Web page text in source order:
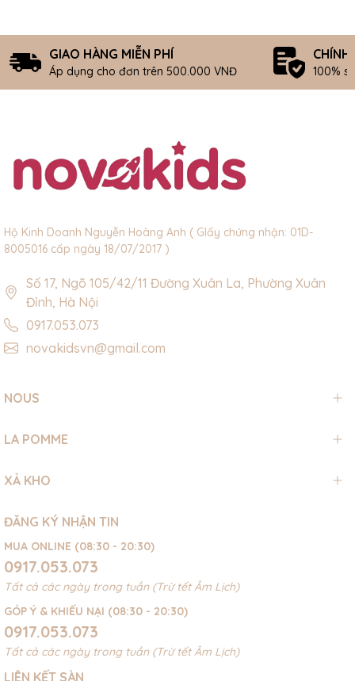
GIAO HÀNG MIỄN PHÍ
Áp dụng cho đơn trên 500.000 VNĐ
CHÍNH
100%
Hộ Kinh Doanh Nguyễn Hoàng Anh ( GIấy chứng nhận: 01D-
8005016 cấp ngày 18/07/2017 )
Số 17, Ngõ 105/42/11 Đường Xuân La, Phường Xuân
Đỉnh, Hà Nội
0917.053.073
novakidsvn@gmail.com
NOUS
LA POMME
XẢ KHO
ĐĂNG KÝ NHẬN TIN
MUA ONLINE (08:30 - 20:30)
0917.053.073
Tất cả các ngày trong tuần (Trừ tết Âm Lịch)
GÓP Ý & KHIẾU NẠI (08:30 - 20:30)
0917.053.073
Tất cả các ngày trong tuần (Trừ tết Âm Lịch)
LIÊN KẾT SÀN